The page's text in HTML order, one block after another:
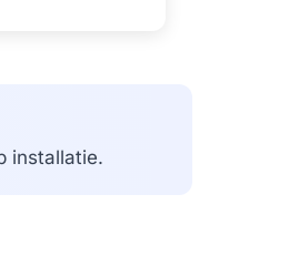
installatie.